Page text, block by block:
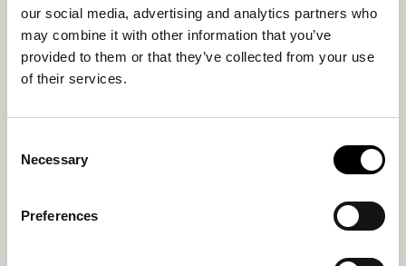
our social media, advertising and analytics partners who
may combine it with other information that you’ve
provided to them or that they’ve collected from your use
of their services.
Selection
Necessary
Preferences
Inside material
Sheepskin
Outside material
Sheepskin
Du kanske också gillar